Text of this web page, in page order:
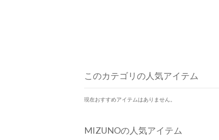
このカテゴリの人気アイテム
現在おすすめアイテムはありません。
MIZUNOの人気アイテム